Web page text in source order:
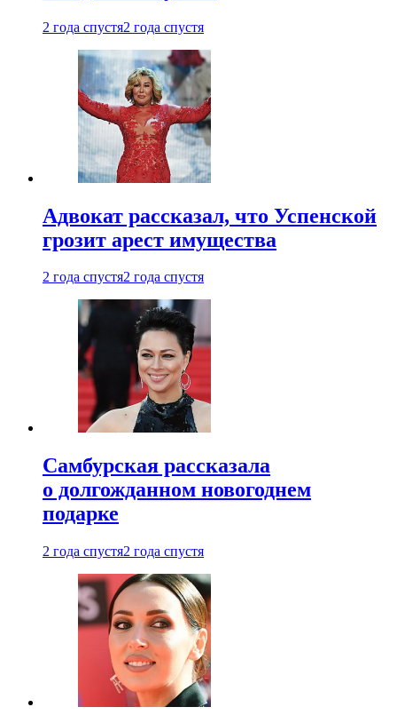
2 года спустя2 года спустя
Адвокат рассказал, что Успенской
грозит арест имущества
2 года спустя2 года спустя
Самбурская рассказала
о долгожданном новогоднем
подарке
2 года спустя2 года спустя